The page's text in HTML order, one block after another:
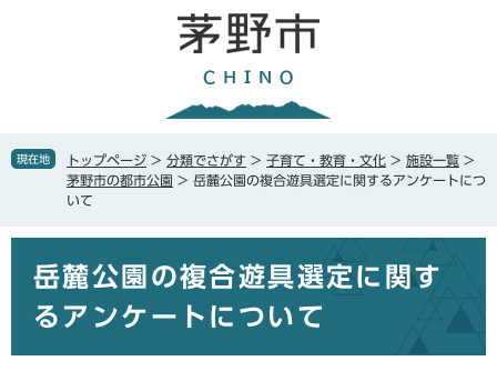
で
ば現在地 トップページ > 分類でさがす > 子育て・教育・文化 > 施設一覧 >
茅野市の都市公園 > 岳麓公園の複合遊具選定に関するアンケートにつ
いて
岳麓公園の複合遊具選定に関す
るアンケートについて